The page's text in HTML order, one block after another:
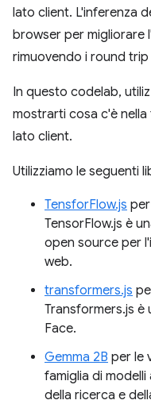
lato client. L'inferenza
browser per migliorare
rimuovendo i round trip
In questo codelab,
mostrarti cosa c'è
lato client.
Utilizziamo le seguenti
TensforFlow.js
TensorFlow.js è
open source per
web.
transformers.js
Transformers.js è
Face.
Gemma 2B per le
famiglia di
della ricerca e